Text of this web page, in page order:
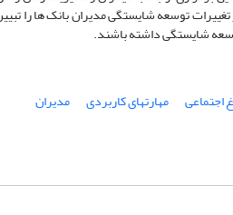
84 درصد از تغییرات توسعه شایستگی مدیران
شایستگی داشته باشند.
اجتماعی مهارتهای کاربردی
مدیران